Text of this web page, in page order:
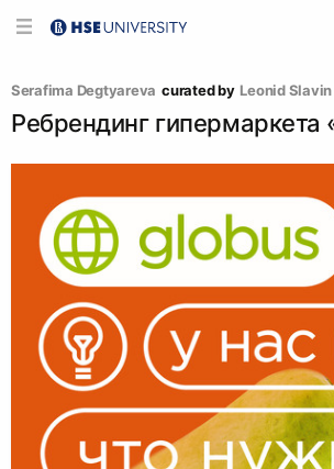
Serafima Degtyareva curated by Leonid Slavin
Ребрендинг гипермаркета